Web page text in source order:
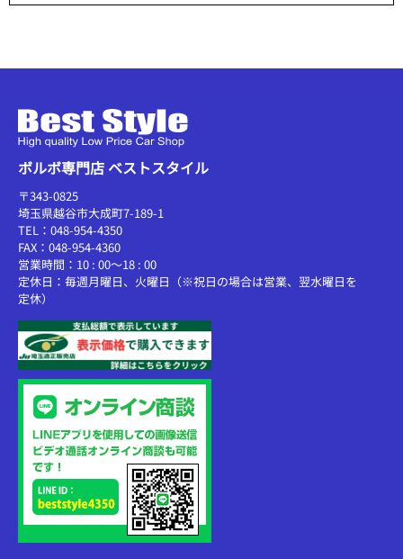
ボルボ専門店 ベストスタイル
〒343-0825
埼玉県越谷市大成町7-189-1
TEL：048-954-4350
FAX：048-954-4360
営業時間：10 : 00～18 : 00
定休日：毎週月曜日、火曜日（※祝日の場合は営業、翌水曜日を
定休）